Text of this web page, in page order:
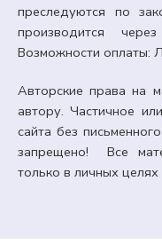
Новогодние
преследуются по
производится
Возможности оплаты:
Авторские права на
автору. Частичное
сайта без
запрещено! Все
только в личных